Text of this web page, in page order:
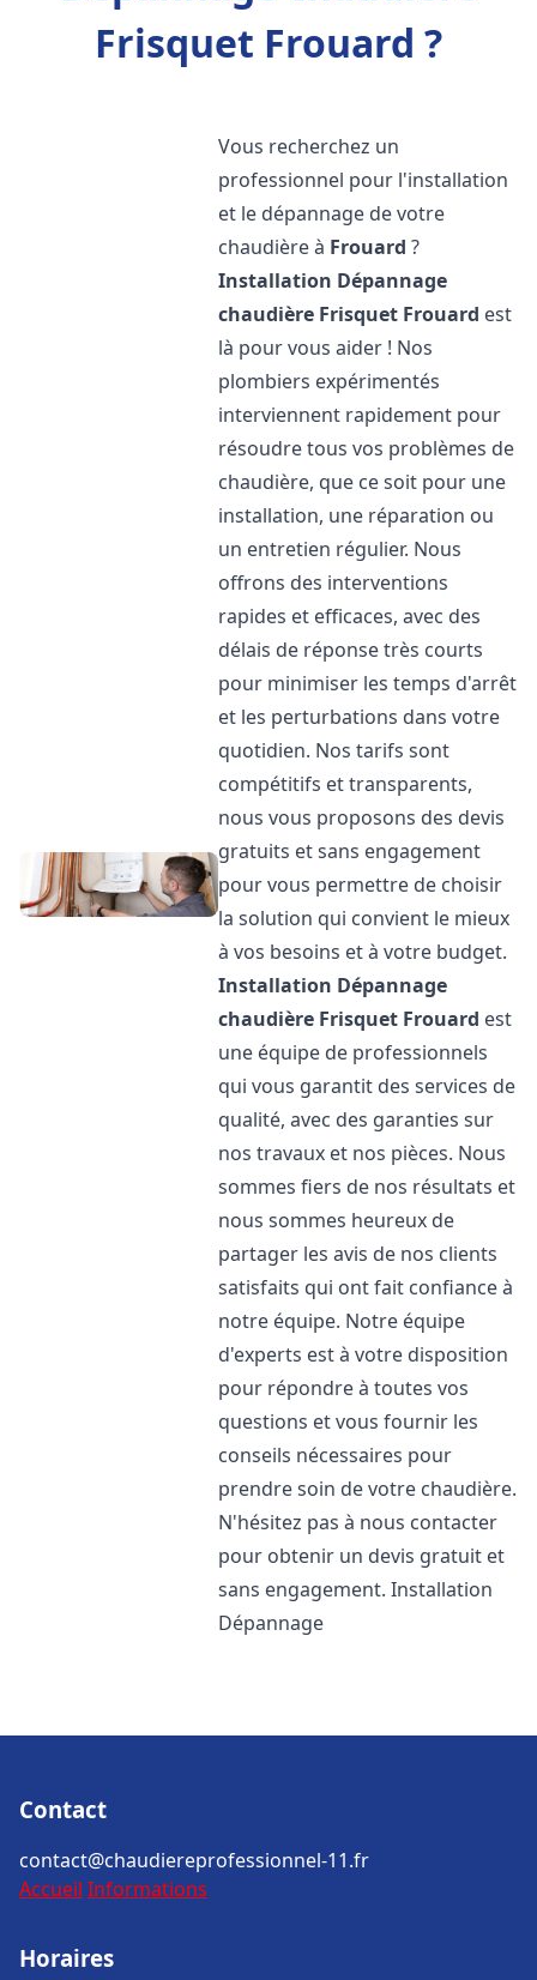
Frisquet Frouard ?
Vous recherchez un
professionnel pour l'installation
et le dépannage de votre
chaudière à Frouard ?
Installation Dépannage
chaudière Frisquet Frouard est
là pour vous aider ! Nos
plombiers expérimentés
interviennent rapidement pour
résoudre tous vos problèmes de
chaudière, que ce soit pour une
installation, une réparation ou
un entretien régulier. Nous
offrons des interventions
rapides et efficaces, avec des
délais de réponse très courts
pour minimiser les temps d'arrêt
et les perturbations dans votre
quotidien. Nos tarifs sont
compétitifs et transparents,
nous vous proposons des devis
gratuits et sans engagement
pour vous permettre de choisir
la solution qui convient le mieux
à vos besoins et à votre budget.
Installation Dépannage
chaudière Frisquet Frouard est
une équipe de professionnels
qui vous garantit des services de
qualité, avec des garanties sur
nos travaux et nos pièces. Nous
sommes fiers de nos résultats et
nous sommes heureux de
partager les avis de nos clients
satisfaits qui ont fait confiance à
notre équipe. Notre équipe
d'experts est à votre disposition
pour répondre à toutes vos
questions et vous fournir les
conseils nécessaires pour
prendre soin de votre chaudière.
N'hésitez pas à nous contacter
pour obtenir un devis gratuit et
sans engagement. Installation
Dépannage
Contact
contact@chaudiereprofessionnel-11.fr
Accueil Informations
Horaires